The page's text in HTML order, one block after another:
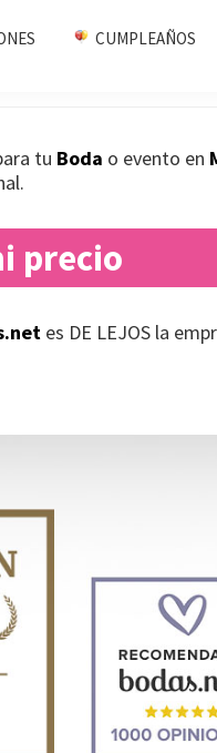
CUMPLEAÑOS
tu Boda o evento en
precio
es DE LEJOS la